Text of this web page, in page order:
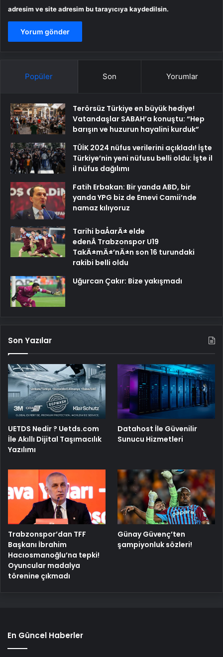
adresim ve site adresim bu tarayıcıya kaydedilsin.
Popüler Son Yorumlar
Terörsüz Türkiye en büyük hediye!
Vatandaşlar SABAH’a konuştu: “Hep
barışın ve huzurun hayalini kurduk”
TÜİK 2024 nüfus verilerini açıkladı! İşte
Türkiye’nin yeni nüfusu belli oldu: İşte il
il nüfus dağılımı
Fatih Erbakan: Bir yanda ABD, bir
yanda YPG biz de Emevi Camii’nde
namaz kılıyoruz
Tarihi baÅarÄ± elde
edenÂ Trabzonspor U19
TakÄ±mÄ±’nÄ±n son 16 turundaki
rakibi belli oldu
Uğurcan Çakır: Bize yakışmadı
Son Yazılar
UETDS Nedir ? Uetds.com
İle Akıllı Dijital Taşımacılık
Yazılımı
Datahost İle Güvenilir
Sunucu Hizmetleri
Trabzonspor’dan TFF
Başkanı İbrahim
Hacıosmanoğlu’na tepki!
Oyuncular madalya
törenine çıkmadı
Günay Güvenç’ten
şampiyonluk sözleri!
En Güncel Haberler